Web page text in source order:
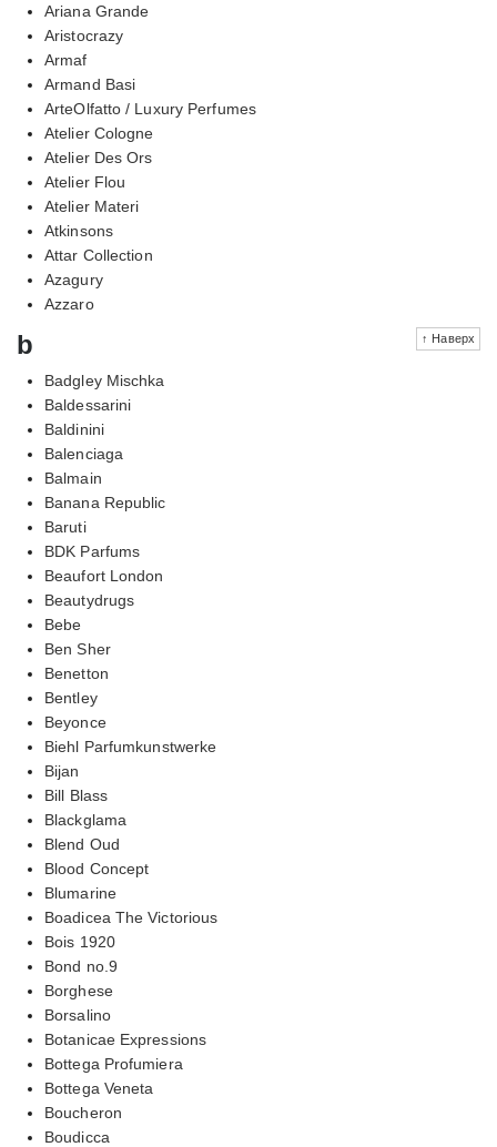
Ariana Grande
Aristocrazy
Armaf
Armand Basi
ArteOlfatto / Luxury Perfumes
Atelier Cologne
Atelier Des Ors
Atelier Flou
Atelier Materi
Atkinsons
Attar Collection
Azagury
Azzaro
↑ Наверх
b
Badgley Mischka
Baldessarini
Baldinini
Balenciaga
Balmain
Banana Republic
Baruti
BDK Parfums
Beaufort London
Beautydrugs
Bebe
Ben Sher
Benetton
Bentley
Beyonce
Biehl Parfumkunstwerke
Bijan
Bill Blass
Blackglama
Blend Oud
Blood Concept
Blumarine
Boadicea The Victorious
Bois 1920
Bond no.9
Borghese
Borsalino
Botanicae Expressions
Bottega Profumiera
Bottega Veneta
Boucheron
Boudicca